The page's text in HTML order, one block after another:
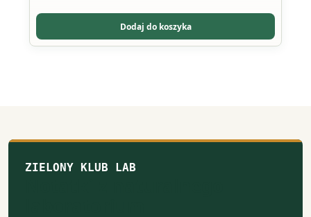
Dodaj do koszyka
na
ZIELONY KLUB LAB